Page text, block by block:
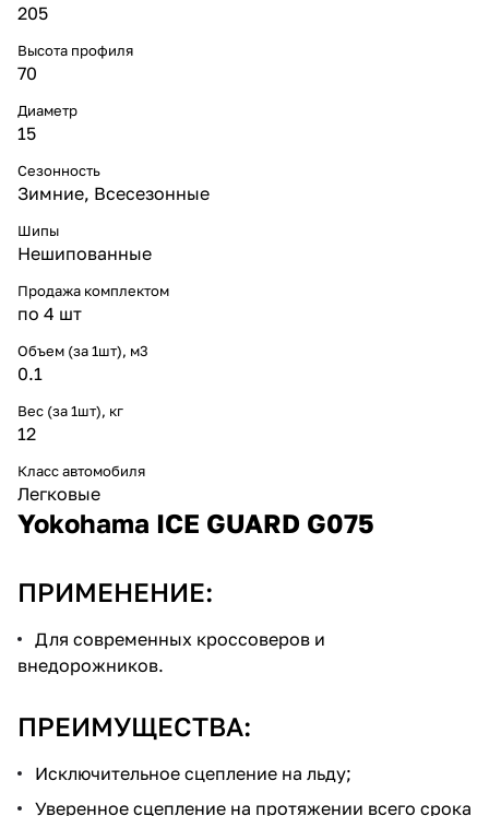
205
Высота профиля
70
Диаметр
15
Сезонность
Зимние, Всесезонные
Шипы
Нешипованные
Продажа комплектом
по 4 шт
Объем (за 1шт), м3
0.1
Вес (за 1шт), кг
12
Класс автомобиля
Легковые
Yokohama ICE GUARD G075
ПРИМЕНЕНИЕ:
Для современных кроссоверов и
внедорожников.
ПРЕИМУЩЕСТВА:
Исключительное сцепление на льду;
Уверенное сцепление на протяжении всего срока